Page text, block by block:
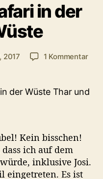
in der
2017 1 Kommentarzu
in
Kein bisschen!
ich auf dem
inklusive Josi.
eingetreten. Es ist